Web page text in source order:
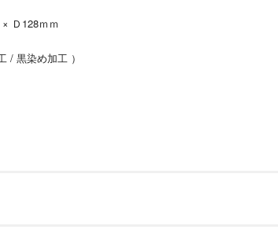
Ｄ128ｍｍ
/ 黒染め加工 ）